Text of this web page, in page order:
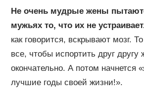
Не очень мудрые жены
мужьях то, что их не
как говорится, вскрывают мозг.
все, чтобы испортить друг другу
окончательно. А потом начнется
лучшие годы своей жизни!».